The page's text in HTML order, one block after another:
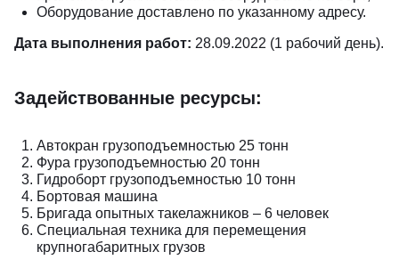
Оборудование доставлено по указанному адресу.
Дата выполнения работ: 28.09.2022 (1 рабочий день).
Задействованные ресурсы:
Автокран грузоподъемностью 25 тонн
Фура грузоподъемностью 20 тонн
Гидроборт грузоподъемностью 10 тонн
Бортовая машина
Бригада опытных такелажников – 6 человек
Специальная техника для перемещения
крупногабаритных грузов